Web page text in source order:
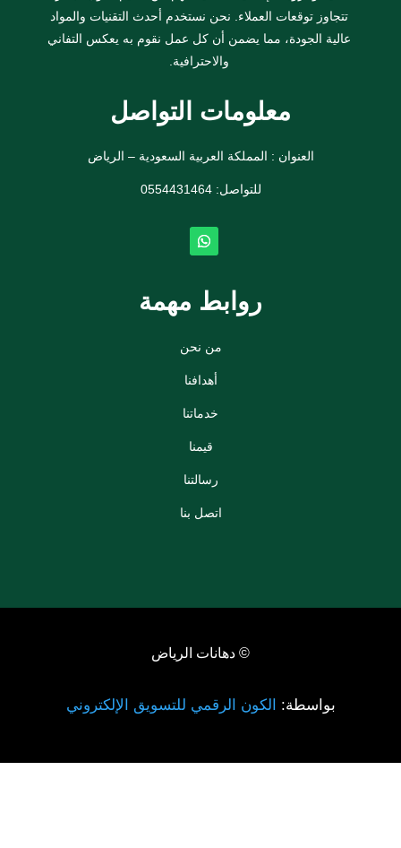
تتجاوز توقعات العملاء. نحن نستخدم أحدث التقنيات والمواد
عالية الجودة، مما يضمن أن كل عمل نقوم به يعكس التفاني
والاحترافية.
معلومات التواصل
العنوان : المملكة العربية السعودية – الرياض
للتواصل: ⁦0554431464
روابط مهمة
من نحن
أهدافنا
خدماتنا
قيمنا
رسالتنا
اتصل بنا
© دهانات الرياض
بواسطة: الكون الرقمي للتسويق الإلكتروني